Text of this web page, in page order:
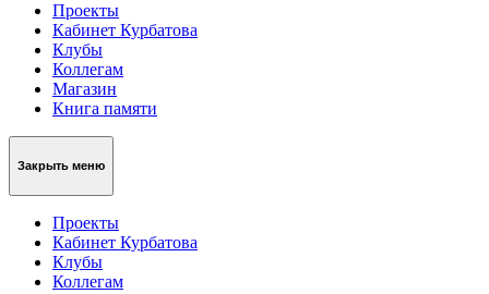
Проекты
Кабинет Курбатова
Клубы
Коллегам
Магазин
Книга памяти
Закрыть меню
Проекты
Кабинет Курбатова
Клубы
Коллегам